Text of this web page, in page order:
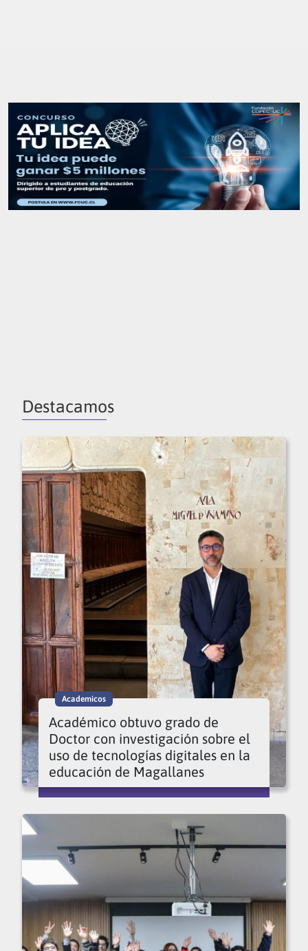
Destacamos
Academicos
Académico obtuvo grado de
Doctor con investigación sobre el
uso de tecnologías digitales en la
educación de Magallanes